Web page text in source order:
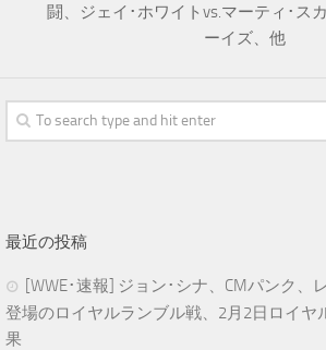
闘、ジェイ･ホワイトvs.マーティ･ス
ーイズ、他
最近の投稿
[WWE･速報] ジョン･シナ、CMパンク、
登場のロイヤルランブル戦、2月2日ロイヤ
果